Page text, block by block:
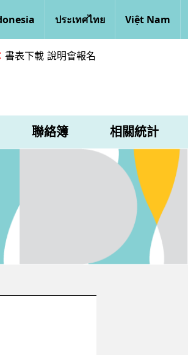
ประเทศไทย Việt Nam
書表下載 說明會報名
聯絡簿 相關統計